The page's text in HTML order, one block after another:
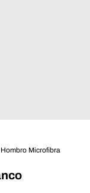
Microfibra